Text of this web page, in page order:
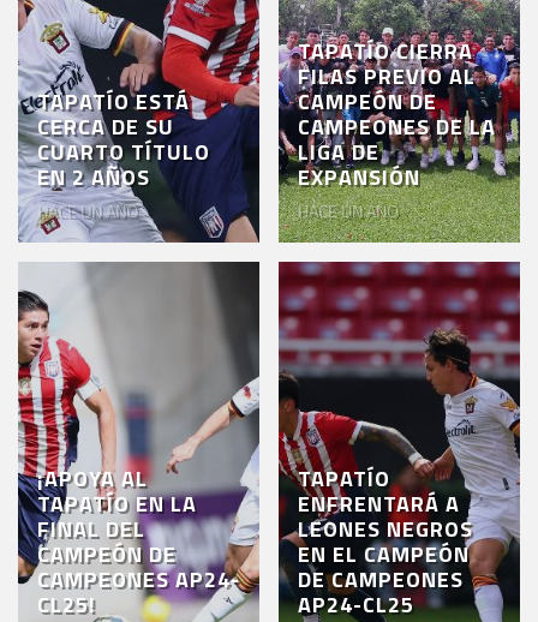
TAPATÍO ESTÁ
CERCA DE SU
CUARTO TÍTULO
EN 2 AÑOS
HACE UN AÑO
TAPATÍO CIERRA
FILAS PREVIO AL
CAMPEÓN DE
CAMPEONES DE LA
LIGA DE
EXPANSIÓN
HACE UN AÑO
¡APOYA AL
TAPATÍO EN LA
FINAL DEL
CAMPEÓN DE
CAMPEONES AP24-
CL25!
TAPATÍO
ENFRENTARÁ A
LEONES NEGROS
EN EL CAMPEÓN
DE CAMPEONES
AP24-CL25